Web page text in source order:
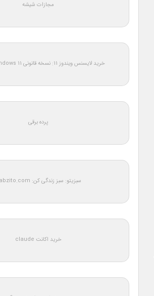
مجازات شیشه
خرید لایسنس ویندوز 11: نسخه قانونی Windows 11 اورجینال
پرده برقی
سبزیتو: سبز زندگی کن: Sabzito.com
خرید اکانت claude